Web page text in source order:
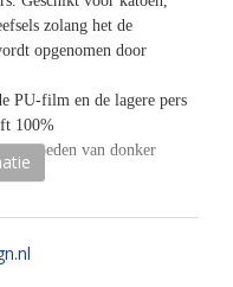
zolang het de
opgenomen door
PU-film en de lagere pers
100%
van donker